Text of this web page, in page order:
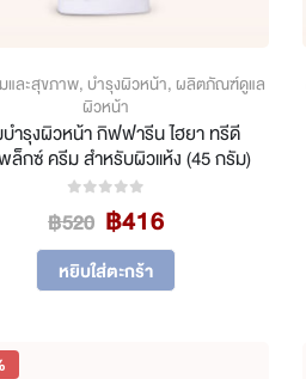
และสุขภาพ, บำรุงผิวหน้า, ผลิตภัณฑ์ดูแล
ผิวหน้า
ำรุงผิวหน้า กิฟฟารีน ไฮยา ทรีดี
ล็กซ์ ครีม สำหรับผิวแห้ง (45 กรัม)
฿520 Original
price
was:
฿520.
฿416Current
price
฿416.
หยิบใส่ตะกร้า